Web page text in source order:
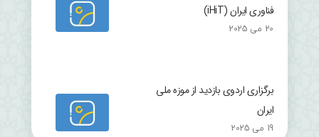
فناوری ایران (iHiT)
20 می 2025
برگزاری اردوی بازدید از موزه ملی
ایران
19 می 2025